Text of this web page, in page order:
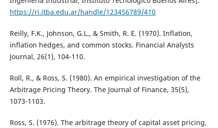
https://ri.itba.edu.ar/handle/123456789/410
Reilly, F.K., Johnson, G.L., & Smith, R. E. (1970). Inflation,
inflation hedges, and common stocks. Financial Analysts
Journal, 26(1), 104-110.
Roll, R., & Ross, S. (1980). An empirical investigation of the
Arbitrage Pricing Theory. The Journal of Finance, 35(5),
1073-1103.
Ross, S. (1976). The arbitrage theory of capital asset pricing.